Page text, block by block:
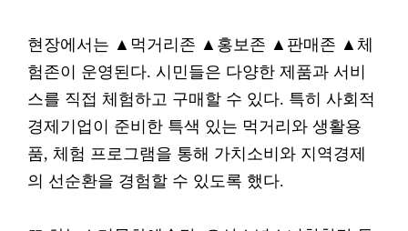
현장에서는 ▲먹거리존 ▲홍보존 ▲판매존 ▲체
험존이 운영된다. 시민들은 다양한 제품과 서비
스를 직접 체험하고 구매할 수 있다. 특히 사회적
경제기업이 준비한 특색 있는 먹거리와 생활용
품, 체험 프로그램을 통해 가치소비와 지역경제
의 선순환을 경험할 수 있도록 했다.